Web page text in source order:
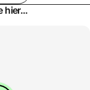
hier...